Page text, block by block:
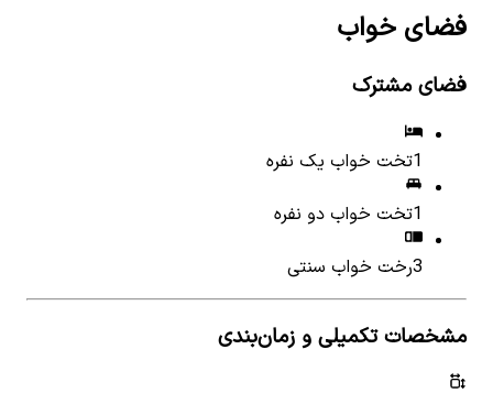
فضای خواب
فضای مشترک
1تخت خواب یک نفره
1تخت خواب دو نفره
3رخت خواب سنتی
مشخصات تکمیلی و زمان‌بندی